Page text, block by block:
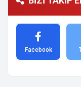
Facebook